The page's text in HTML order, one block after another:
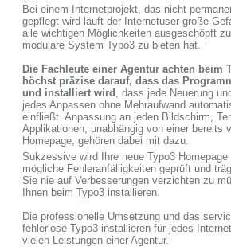
Bei einem Internetprojekt, das nicht
gepflegt wird läuft der Internetuser große
alle wichtigen Möglichkeiten ausgeschöpft
modulare System Typo3 zu bieten hat.
Die Fachleute einer Agentur achten beim
höchst präzise darauf, dass das
und installiert wird , dass jede Neuerung
jedes Anpassen ohne Mehraufwand
einfließt. Anpassung an jeden Bildschirm,
Applikationen, unabhängig von einer bereits
Homepage, gehören dabei mit dazu.
Sukzessive wird Ihre neue Typo3
mögliche Fehleranfälligkeiten geprüft und
Sie nie auf Verbesserungen verzichten zu
Ihnen beim Typo3 installieren.
Die professionelle Umsetzung und das
fehlerlose Typo3 installieren für jedes
vielen Leistungen einer Agentur.